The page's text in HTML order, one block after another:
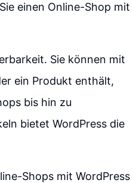
einen Online-Shop mit
Sie können mit
ein Produkt enthält,
bis hin zu
bietet WordPress die
Shops mit WordPress